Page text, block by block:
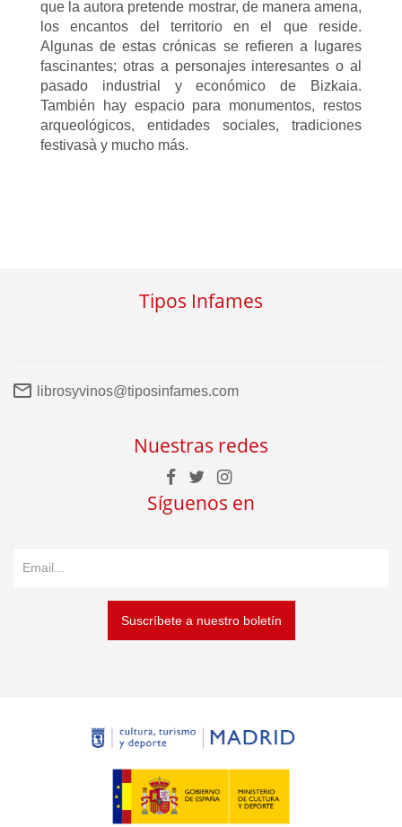
que la autora pretende mostrar, de manera amena,
los encantos del territorio en el que reside.
Algunas de estas crónicas se refieren a lugares
fascinantes; otras a personajes interesantes o al
pasado industrial y económico de Bizkaia.
También hay espacio para monumentos, restos
arqueológicos, entidades sociales, tradiciones
festivasà y mucho más.
Tipos Infames
librosyvinos@tiposinfames.com
Nuestras redes
Síguenos en
Suscríbete a nuestro boletín